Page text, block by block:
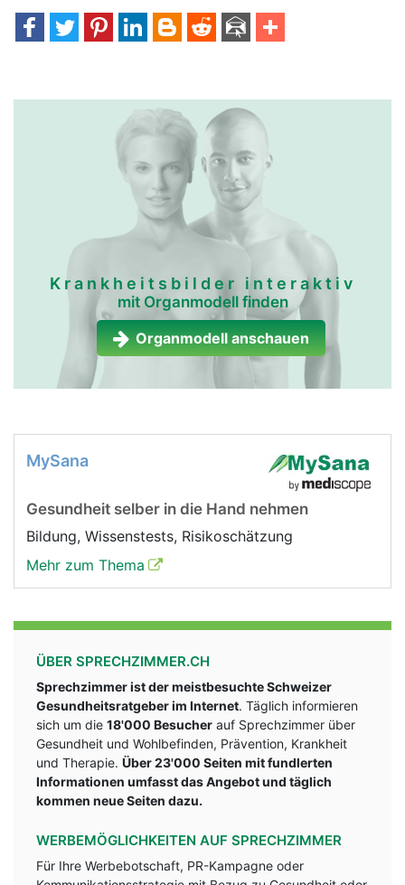
Krankheitsbilder interaktiv
mit Organmodell finden
Organmodell anschauen
MySana
Gesundheit selber in die Hand nehmen
Bildung, Wissenstests, Risikoschätzung
Mehr zum Thema
ÜBER SPRECHZIMMER.CH
Sprechzimmer ist der meistbesuchte Schweizer
Gesundheitsratgeber im Internet. Täglich informieren
sich um die 18'000 Besucher auf Sprechzimmer über
Gesundheit und Wohlbefinden, Prävention, Krankheit
und Therapie. Über 23'000 Seiten mit fundlerten
Informationen umfasst das Angebot und täglich
kommen neue Seiten dazu.
WERBEMÖGLICHKEITEN AUF SPRECHZIMMER
Für Ihre Werbebotschaft, PR-Kampagne oder